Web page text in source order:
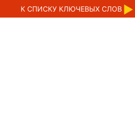
К CПИСКУ КЛЮЧЕВЫХ СЛОВ